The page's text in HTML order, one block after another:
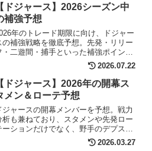
【ドジャース】2026シーズン中
補強予想
年のトレード期限に向け、ドジャー
の補強戦略を徹底予想。先発・リリー
・二遊間・捕手といった補強ポイント
軸に、故障者事情や有望株の使い道を
まえた補強候補を分析します。
2026.07.22
【ドジャース】2026年の開幕ス
メン＆ローテ予想
ジャースの開幕メンバーを予想。戦力
析も兼ねており、スタメンや先発ロー
ーションだけでなく、野手のデプスや
ルペン陣、故障者リストについても扱
2026.03.27